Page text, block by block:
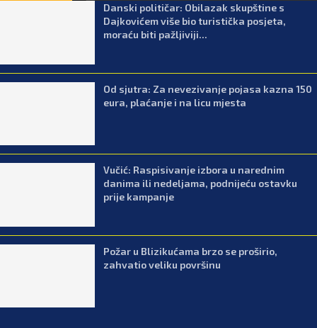
Danski političar: Obilazak skupštine s
Dajkovićem više bio turistička posjeta,
moraću biti pažljiviji...
Od sjutra: Za nevezivanje pojasa kazna 150
eura, plaćanje i na licu mjesta
Vučić: Raspisivanje izbora u narednim
danima ili nedeljama, podnijeću ostavku
prije kampanje
Požar u Blizikućama brzo se proširio,
zahvatio veliku površinu